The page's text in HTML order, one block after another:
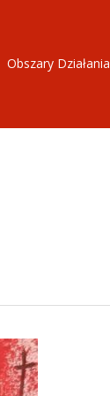
Obszary Działania